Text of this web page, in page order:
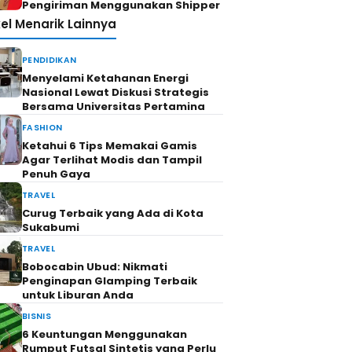
Pengiriman Menggunakan Shipper
Menarik Lainnya
PENDIDIKAN
Menyelami Ketahanan Energi
Nasional Lewat Diskusi Strategis
Bersama Universitas Pertamina
FASHION
Ketahui 6 Tips Memakai Gamis
Agar Terlihat Modis dan Tampil
Penuh Gaya
TRAVEL
Curug Terbaik yang Ada di Kota
Sukabumi
TRAVEL
Bobocabin Ubud: Nikmati
Penginapan Glamping Terbaik
untuk Liburan Anda
BISNIS
6 Keuntungan Menggunakan
Rumput Futsal Sintetis yang Perlu